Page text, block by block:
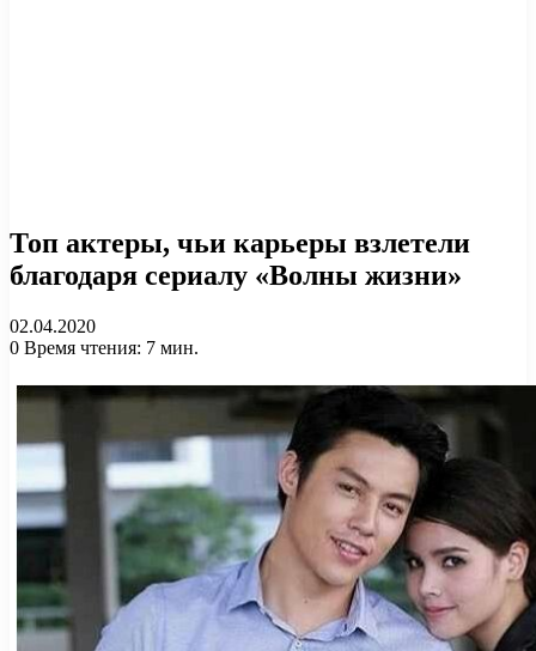
Топ актеры, чьи карьеры взлетели
благодаря сериалу «Волны жизни»
02.04.2020
0 Время чтения: 7 мин.